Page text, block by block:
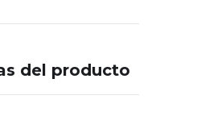
del producto